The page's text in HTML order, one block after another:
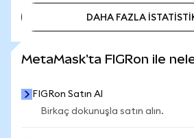
DAHA FAZLA
MetaMask'ta FIGRon ile
FIGRon Satın Al
Birkaç dokunuşla satın alın.